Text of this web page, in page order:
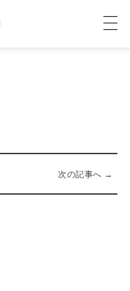
次の記事へ →